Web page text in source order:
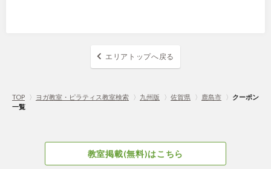
エリアトップへ戻る
TOP 〉 ヨガ教室・ピラティス教室検索 〉 九州版 〉 佐賀県 〉 鹿島市 〉 クーポン
一覧
教室掲載(無料)はこちら